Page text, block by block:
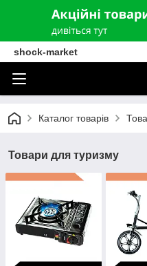
shock-market
Каталог товарів
Товари для туризму